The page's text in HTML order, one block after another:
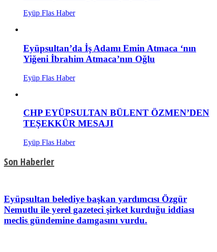
Eyüp Flas Haber
Eyüpsultan’da İş Adamı Emin Atmaca ‘nın
Yiğeni İbrahim Atmaca’nın Oğlu
Eyüp Flas Haber
CHP EYÜPSULTAN BÜLENT ÖZMEN’DEN
TEŞEKKÜR MESAJI
Eyüp Flas Haber
Son Haberler
Eyüpsultan belediye başkan yardımcısı Özgür
Nemutlu ile yerel gazeteci şirket kurduğu iddiası
meclis gündemine damgasını vurdu.